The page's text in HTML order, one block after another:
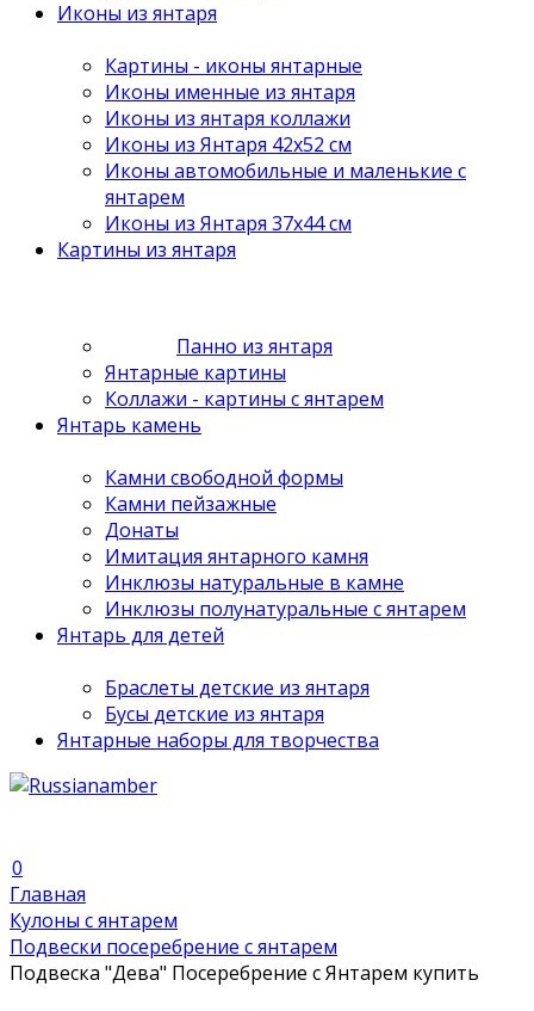
Иконы из янтаря
Картины - иконы янтарные
Иконы именные из янтаря
Иконы из янтаря коллажи
Иконы из Янтаря 42х52 см
Иконы автомобильные и маленькие с
янтарем
Иконы из Янтаря 37х44 см
Картины из янтаря
Панно из янтаря
Янтарные картины
Коллажи - картины с янтарем
Янтарь камень
Камни свободной формы
Камни пейзажные
Донаты
Имитация янтарного камня
Инклюзы натуральные в камне
Инклюзы полунатуральные с янтарем
Янтарь для детей
Браслеты детские из янтаря
Бусы детские из янтаря
Янтарные наборы для творчества
0
Главная
Кулоны с янтарем
Подвески посеребрение с янтарем
Подвеска "Дева" Посеребрение с Янтарем купить